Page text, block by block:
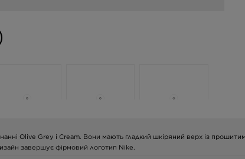
Olive Grey і Cream. Вони мають гладкий шкіряний верх із
завершує фірмовий логотип Nike.